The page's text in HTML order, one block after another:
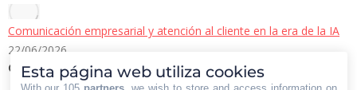
Comunicación empresarial y atención al cliente en la era de la IA
22/06/2026
Contacto Iberian Press
Esta página web utiliza cookies
With our 105 partners , we wish to store and access information on